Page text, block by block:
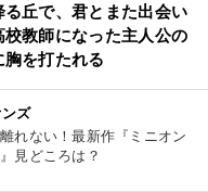
る丘で、君とまた出会い
校教師になった主人公の
を打たれる
ズ
れない！最新作『ミニオン
見どころは？